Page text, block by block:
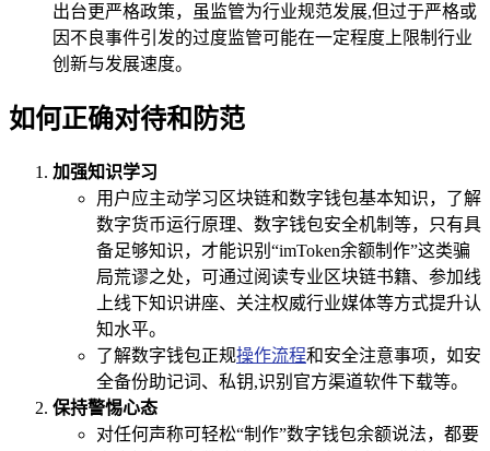
出台更严格政策，虽监管为行业规范发展,但过于严格或
因不良事件引发的过度监管可能在一定程度上限制行业
创新与发展速度。
如何正确对待和防范
加强知识学习
用户应主动学习区块链和数字钱包基本知识，了解
数字货币运行原理、数字钱包安全机制等，只有具
备足够知识，才能识别“imToken余额制作”这类骗
局荒谬之处，可通过阅读专业区块链书籍、参加线
上线下知识讲座、关注权威行业媒体等方式提升认
知水平。
了解数字钱包正规操作流程和安全注意事项，如安
全备份助记词、私钥,识别官方渠道软件下载等。
保持警惕心态
对任何声称可轻松“制作”数字钱包余额说法，都要